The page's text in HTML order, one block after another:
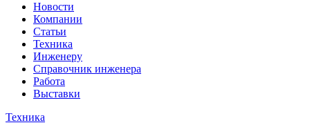
Новости
Компании
Статьи
Техника
Инженеру
Справочник инженера
Работа
Выставки
Техника